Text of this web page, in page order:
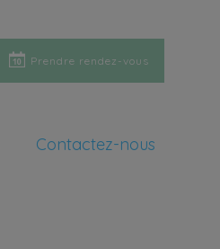
Prendre rendez-vous
Contactez-nous